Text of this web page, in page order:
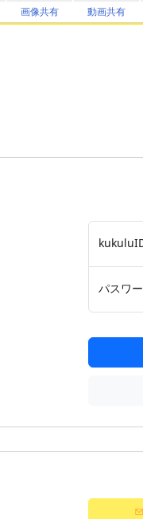
画像共有 動画共有
パスワ